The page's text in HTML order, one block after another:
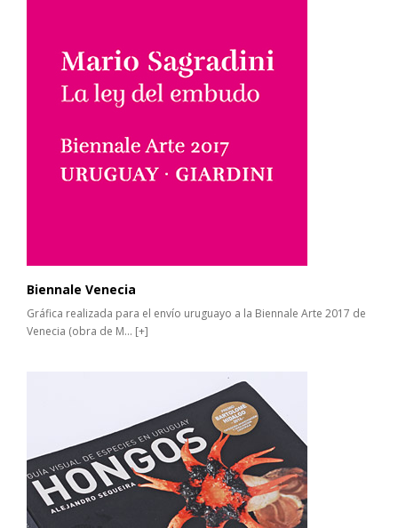
Biennale Venecia
Gráfica realizada para el envío uruguayo a la Biennale Arte 2017 de
Venecia (obra de M... [+]